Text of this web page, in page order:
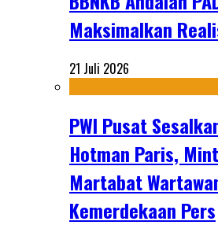
Maksimalkan
21 Juli 2026
PWI Pusat
Hotman Paris,
Martabat
Kemerdekaan Pers